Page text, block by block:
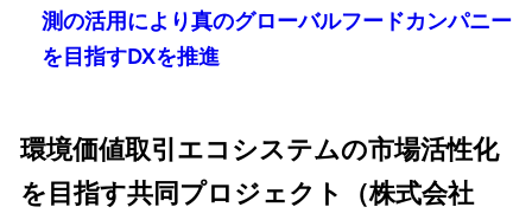
測の活用により真のグローバルフードカンパニー
を目指すDXを推進
環境価値取引エコシステムの市場活性化
を目指す共同プロジェクト（株式会社